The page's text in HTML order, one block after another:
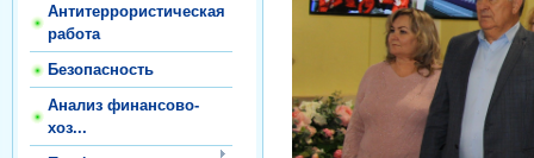
Антитеррористическая
работа
Безопасность
Анализ финансово-
хоз...